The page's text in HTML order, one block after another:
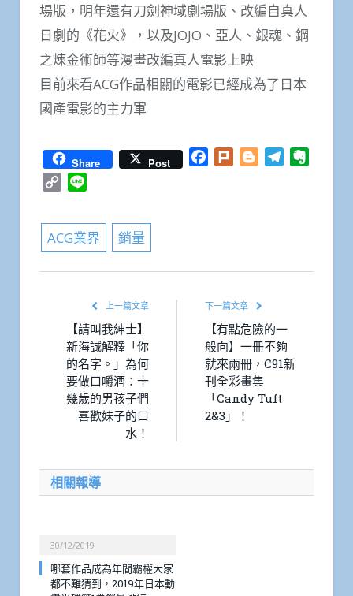
場版，明年還有刀劍神域劇場版、改編自真人
日劇的《花火》，以及JOJO、亞人、銀魂、鋼
之煉金術師等漫畫改編真人電影上映
目前來看ACG作品相關的電影已經成為了日本
國產電影的主力軍
Share Post Facebook
Plurk BloggerTelegram
Copy
ACG業界 銷量
上一篇文章
【請叫我紳士】
新海誠解釋「你
的名字。」為何
要做口嚼酒：十
幾歲的男孩子們
喜歡妹子的口
水！
下一篇文章
【有點危險的一
般向】一冊不夠
就來兩冊，C91新
刊全彩畫集
「Candy Tuft
2&3」！
相關報導
30/12/2019
哪套作品成為年間霸權大家
都不難猜到，2019年日本動